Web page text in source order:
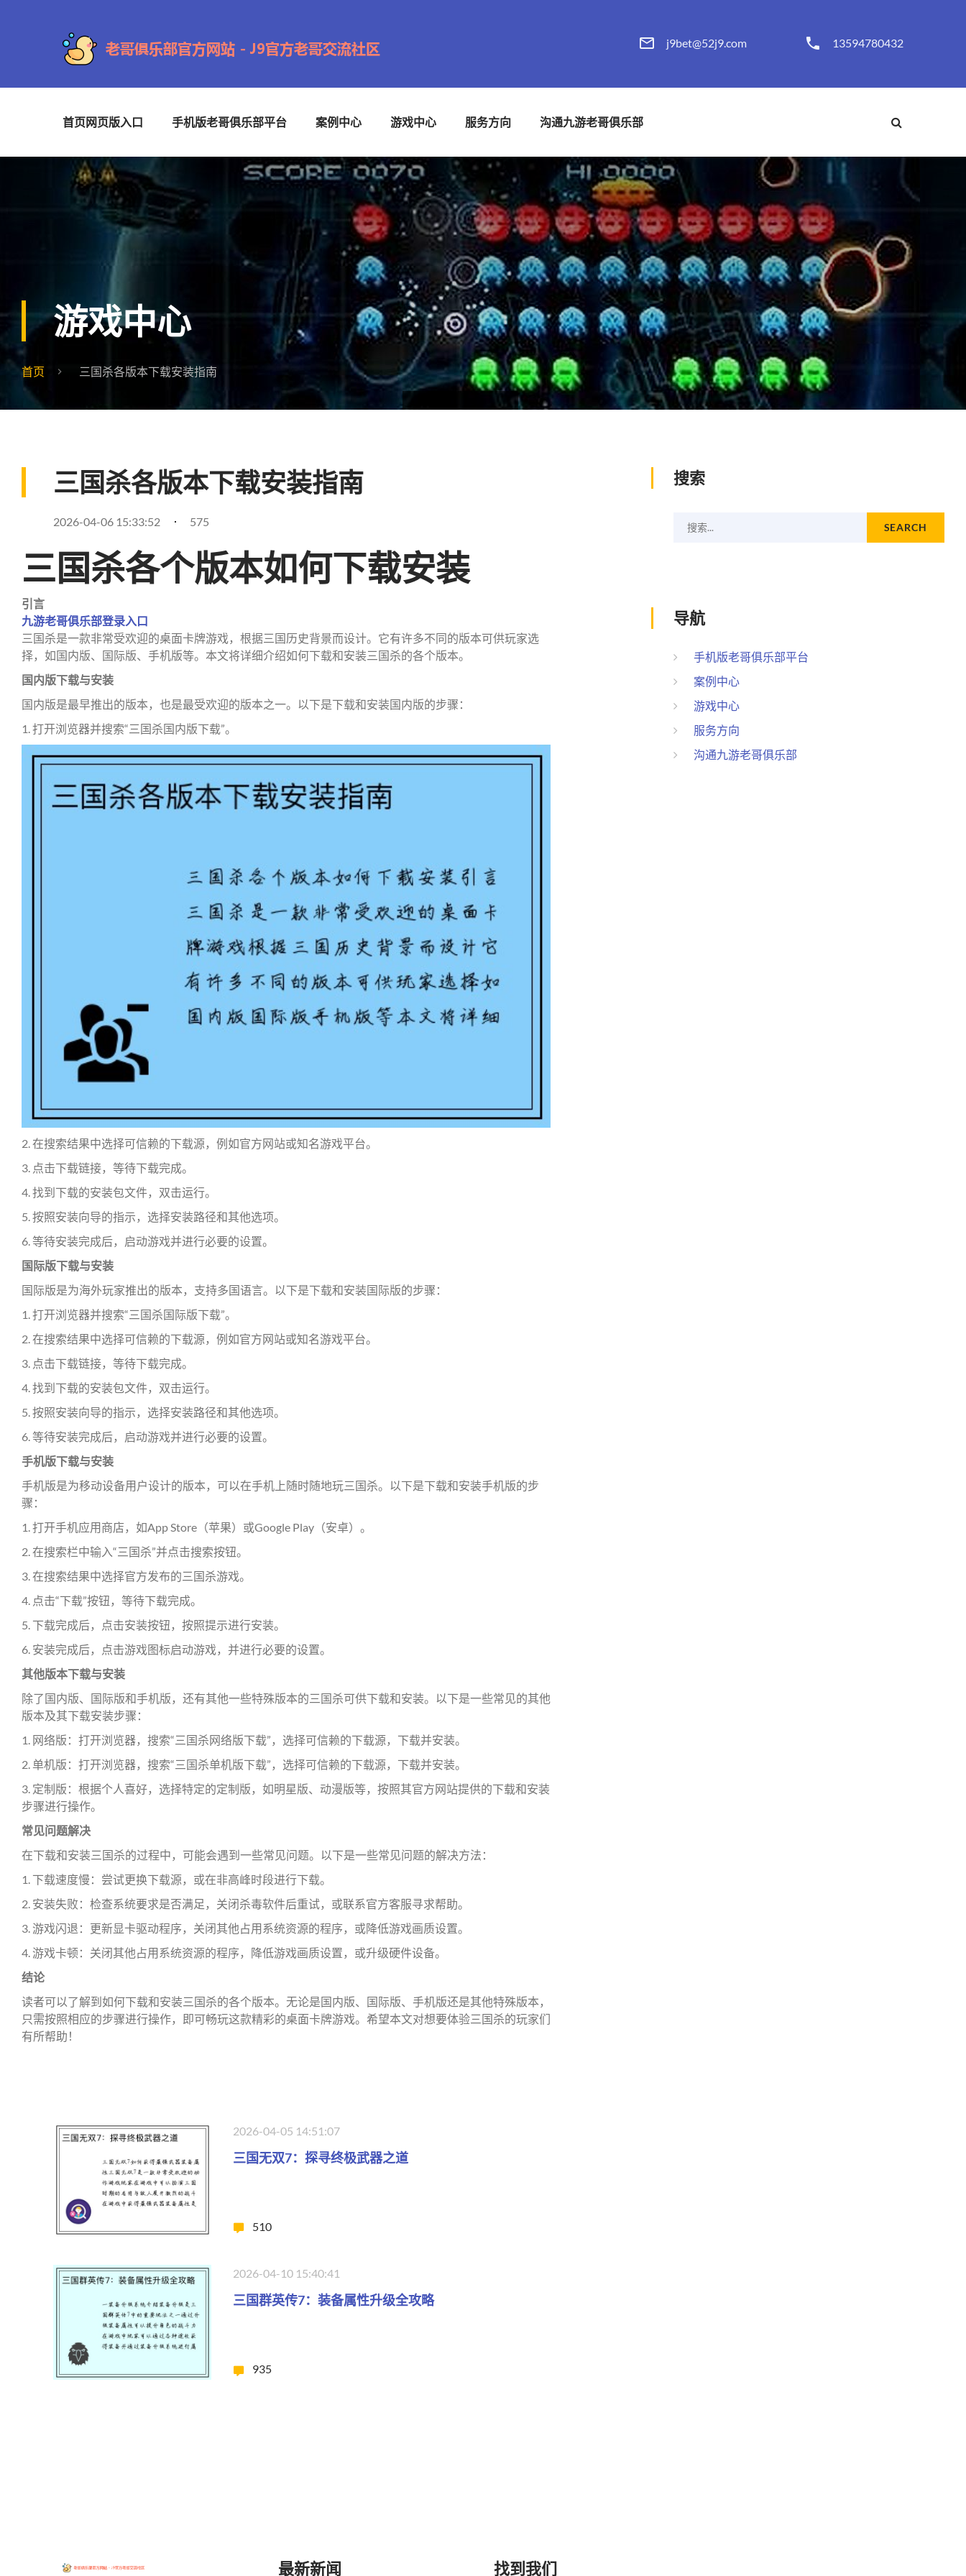
j9bet@52j9.com 13594780432
首页网页版入口 手机版老哥俱乐部平台 案例中心 游戏中心 服务方向 沟通九游老哥俱乐部
游戏中心
首页 三国杀各版本下载安装指南
三国杀各版本下载安装指南
2026-04-06 15:33:52 575
三国杀各个版本如何下载安装
引言
九游老哥俱乐部登录入口
三国杀是一款非常受欢迎的桌面卡牌游戏，根据三国历史背景而设计。它有许多不同的版本可供玩家选
择，如国内版、国际版、手机版等。本文将详细介绍如何下载和安装三国杀的各个版本。
国内版下载与安装
国内版是最早推出的版本，也是最受欢迎的版本之一。以下是下载和安装国内版的步骤：
1. 打开浏览器并搜索“三国杀国内版下载”。
2. 在搜索结果中选择可信赖的下载源，例如官方网站或知名游戏平台。
3. 点击下载链接，等待下载完成。
4. 找到下载的安装包文件，双击运行。
5. 按照安装向导的指示，选择安装路径和其他选项。
6. 等待安装完成后，启动游戏并进行必要的设置。
国际版下载与安装
国际版是为海外玩家推出的版本，支持多国语言。以下是下载和安装国际版的步骤：
1. 打开浏览器并搜索“三国杀国际版下载”。
2. 在搜索结果中选择可信赖的下载源，例如官方网站或知名游戏平台。
3. 点击下载链接，等待下载完成。
4. 找到下载的安装包文件，双击运行。
5. 按照安装向导的指示，选择安装路径和其他选项。
6. 等待安装完成后，启动游戏并进行必要的设置。
手机版下载与安装
手机版是为移动设备用户设计的版本，可以在手机上随时随地玩三国杀。以下是下载和安装手机版的步
骤：
1. 打开手机应用商店，如App Store（苹果）或Google Play（安卓）。
2. 在搜索栏中输入“三国杀”并点击搜索按钮。
3. 在搜索结果中选择官方发布的三国杀游戏。
4. 点击“下载”按钮，等待下载完成。
5. 下载完成后，点击安装按钮，按照提示进行安装。
6. 安装完成后，点击游戏图标启动游戏，并进行必要的设置。
其他版本下载与安装
除了国内版、国际版和手机版，还有其他一些特殊版本的三国杀可供下载和安装。以下是一些常见的其他
版本及其下载安装步骤：
1. 网络版：打开浏览器，搜索“三国杀网络版下载”，选择可信赖的下载源，下载并安装。
2. 单机版：打开浏览器，搜索“三国杀单机版下载”，选择可信赖的下载源，下载并安装。
3. 定制版：根据个人喜好，选择特定的定制版，如明星版、动漫版等，按照其官方网站提供的下载和安装
步骤进行操作。
常见问题解决
在下载和安装三国杀的过程中，可能会遇到一些常见问题。以下是一些常见问题的解决方法：
1. 下载速度慢：尝试更换下载源，或在非高峰时段进行下载。
2. 安装失败：检查系统要求是否满足，关闭杀毒软件后重试，或联系官方客服寻求帮助。
3. 游戏闪退：更新显卡驱动程序，关闭其他占用系统资源的程序，或降低游戏画质设置。
4. 游戏卡顿：关闭其他占用系统资源的程序，降低游戏画质设置，或升级硬件设备。
结论
读者可以了解到如何下载和安装三国杀的各个版本。无论是国内版、国际版、手机版还是其他特殊版本，
只需按照相应的步骤进行操作，即可畅玩这款精彩的桌面卡牌游戏。希望本文对想要体验三国杀的玩家们
有所帮助！
2026-04-05 14:51:07
三国无双7：探寻终极武器之道
510
2026-04-10 15:40:41
三国群英传7：装备属性升级全攻略
935
搜索
搜索... SEARCH
导航
手机版老哥俱乐部平台
案例中心
游戏中心
服务方向
沟通九游老哥俱乐部
最新新闻 找到我们